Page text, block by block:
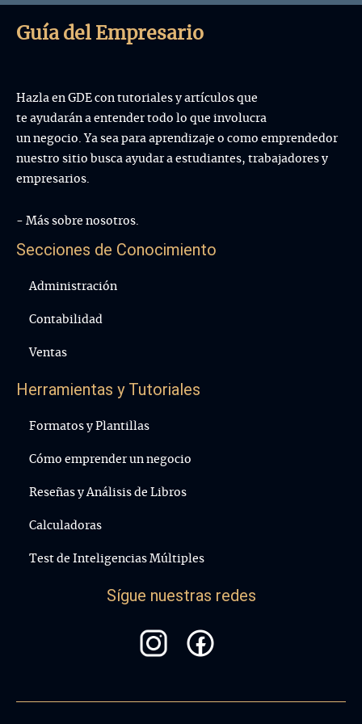
desarrollo...
Guía del Empresario
Hazla en GDE con tutoriales y artículos que
te ayudarán a entender todo lo que involucra
un negocio. Ya sea para aprendizaje o como emprendedor
nuestro sitio busca ayudar a estudiantes, trabajadores y
empresarios.
- Más sobre nosotros.
Secciones de Conocimiento
Administración
Contabilidad
Ventas
Herramientas y Tutoriales
Formatos y Plantillas
Cómo emprender un negocio
Reseñas y Análisis de Libros
Calculadoras
Test de Inteligencias Múltiples
Sígue nuestras redes